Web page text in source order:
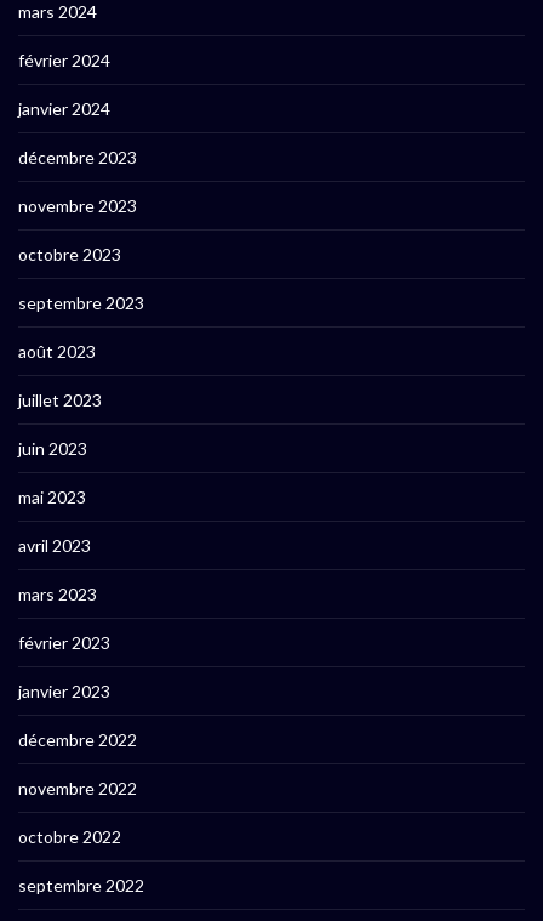
mars 2024
février 2024
janvier 2024
décembre 2023
novembre 2023
octobre 2023
septembre 2023
août 2023
juillet 2023
juin 2023
mai 2023
avril 2023
mars 2023
février 2023
janvier 2023
décembre 2022
novembre 2022
octobre 2022
septembre 2022